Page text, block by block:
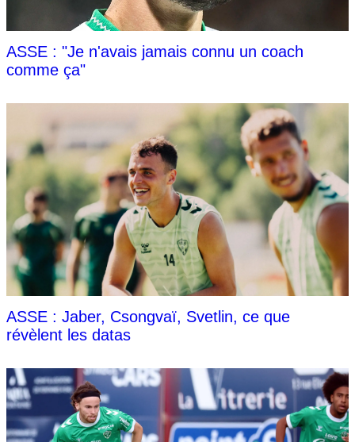
ASSE : "Je n'avais jamais connu un coach
comme ça"
ASSE : Jaber, Csongvaï, Svetlin, ce que
révèlent les datas